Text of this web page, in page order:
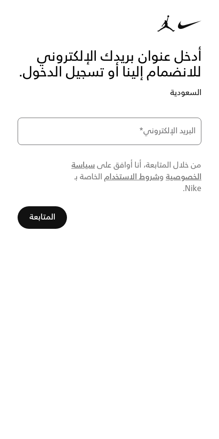
أدخل عنوان بريدك الإلكتروني
للانضمام إلينا أو تسجيل الدخول.
السعودية
البريد الإلكتروني*
من خلال المتابعة، أنا أوافق علىسياسة
الخصوصية وشروط الاستخدام الخاصة بـ
Nike.
المتابعة